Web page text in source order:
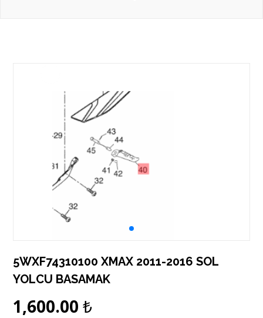
5WXF74310100 XMAX 2011-2016 SOL
YOLCU BASAMAK
1,600.00₺